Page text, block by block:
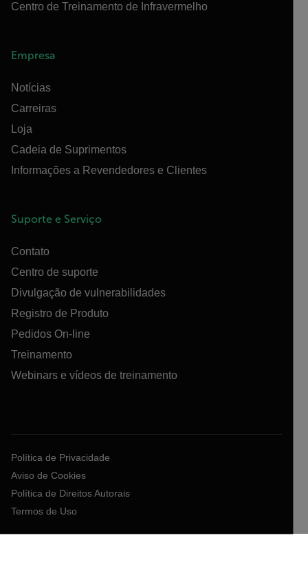
Centro de Treinamento de Infravermelho
Empresa
Notícias
Carreiras
Loja
Cadeia de Suprimentos
Informações a Revendedores e Clientes
Suporte e Serviço
Contato
Centro de suporte
Divulgação de vulnerabilidades
Registro de Produto
Pedidos On-line
Treinamento
Webinars e vídeos de treinamento
Política de Privacidade
Aviso de Cookies
Política de Direitos Autorais
Termos de Uso